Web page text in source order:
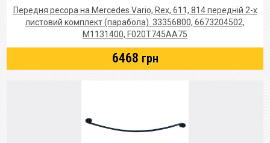
Передня ресора на Mercedes Vario, Rex, 611, 814 передній 2-х
листовий комплект (парабола). 33356800, 6673204502,
M1131400, F020T745AA75
6468 грн